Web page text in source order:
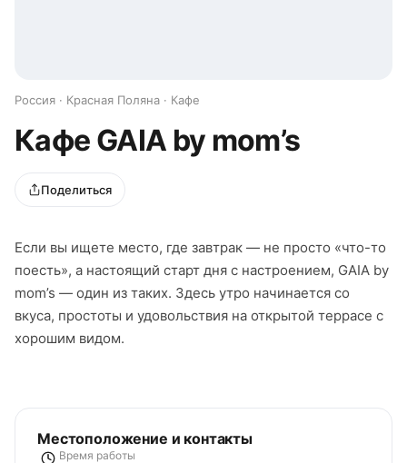
Россия · Красная Поляна · Кафе
Кафе GAIA by mom’s
Поделиться
Если вы ищете место, где завтрак — не просто «что-то
поесть», а настоящий старт дня с настроением, GAIA by
mom’s — один из таких. Здесь утро начинается со
вкуса, простоты и удовольствия на открытой террасе с
хорошим видом.
Местоположение и контакты
Время работы